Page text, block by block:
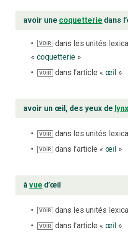
avoir une coquetterie dans
VOIR
dans les unités
« coquetterie »
VOIR dans l’article «œil »
avoir un œil, des yeux de lynx
VOIR dans les unités
VOIR dans l’article «œil »
àvue d’œil
VOIR dans les unités
VOIR dans l’article «œil »